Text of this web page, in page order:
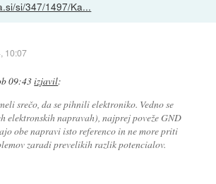
si/347/1497/Ka...
10:07
09:43izjavil:
srečo, da se pihnili elektroniko. Vedno se
elektronskih napravah), najprej poveže GND
obe napravi isto referenco in ne more priti
zaradi prevelikih razlik potencialov.